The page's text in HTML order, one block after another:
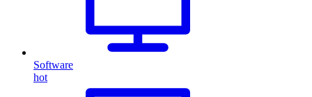
Software
hot